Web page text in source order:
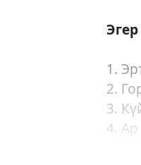
1.
2.
3.
4. Ар